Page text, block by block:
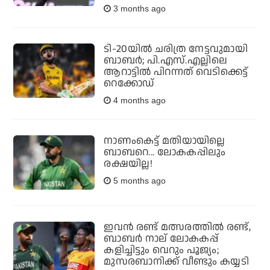
3 months ago
ടി-20യില്‍ ചരിത്ര നേട്ടവുമായി
ബാബര്‍; പി.എസ്.എല്ലിലെ
ആറാട്ടില്‍ പിറന്നത് വെടിക്കെട്ട്
റെക്കോഡ്
4 months ago
നാണംകെട്ട് മതിയായില്ലെ
ബാബറെ... ലോകകപ്പിലും
രക്ഷയില്ല!
5 months ago
ഇവന്‍ രണ്ട് മത്സരത്തില്‍ രണ്ട്,
ബാബര്‍ നാല് ലോകകപ്പ്
കളിച്ചിട്ടും വെറും പൂജ്യം;
മുസരബാനിക്ക് വീണ്ടും കയ്യടി